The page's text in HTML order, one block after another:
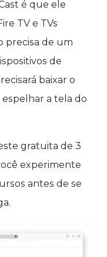
é que ele
TV e TVs
precisa de um
de
baixar o
a tela do
gratuita de 3
experimente
antes de se